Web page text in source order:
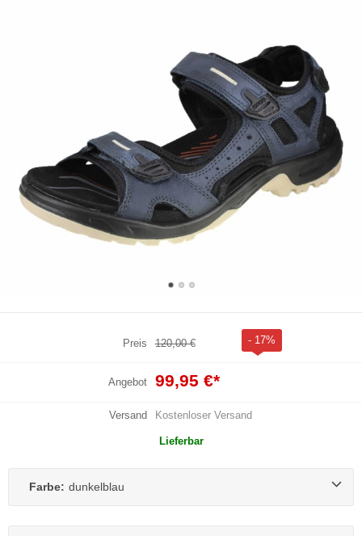
Preis 120,00 € - 17%
Angebot 99,95 €*
Versand Kostenloser Versand
Lieferbar
Farbe: dunkelblau